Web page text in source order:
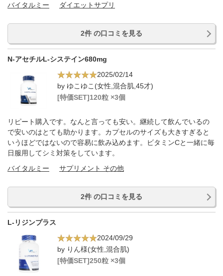
バイタルミー
ダイエットサプリ
2件 の口コミを見る
N-アセチルL-システイン680mg
2025/02/14
by ゆこゆこ(女性,混合肌,45才)
[特価SET]120粒 ×3個
リピート購入です。なんと言っても安い。継続して飲んでいるの
で安いのはとても助かります。カプセルのサイズも大きすぎると
いうほどではないので容易に飲み込めます。ビタミンCと一緒に毎
日服用してシミ対策をしています。
バイタルミー
サプリメント その他
2件 の口コミを見る
L-リジンプラス
2024/09/29
by りん様(女性,混合肌)
[特価SET]250粒 ×3個